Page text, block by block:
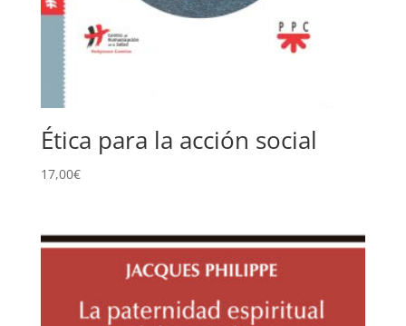
Ética para la acción social
17,00€